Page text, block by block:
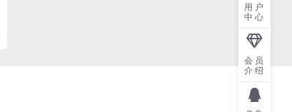
用户
中心
会员
介绍